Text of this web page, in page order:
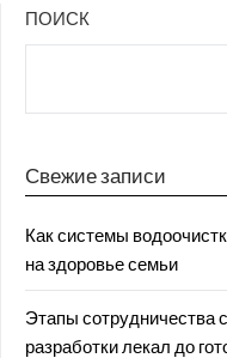
ПОИСК
Свежие записи
Как системы
на здоровье семьи
Этапы сотрудничества
разработки лекал до